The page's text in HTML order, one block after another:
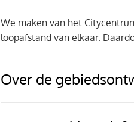
We maken van het
loopafstand van elkaar.
Over de